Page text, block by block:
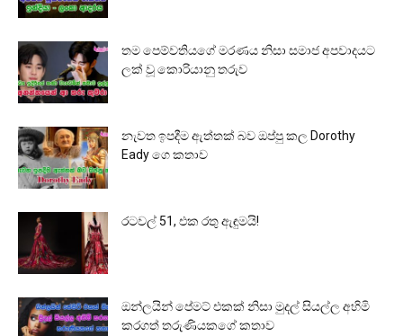
තම පෙම්වතියගේ මරණය නිසා සමාජ අපවාදයට
ලක් වූ කොරියානු තරුව
නැවත ඉපදීම ඇත්තක් බව ඔප්පු කල Dorothy
Eady ගෙ කතාව
රටවල් 51, එක රතු ඇඳුමයි!
ඔන්ලයින් පේමට් එකක් නිසා මුදල් සියල්ල අහිමි
කරගත් තරුණියකගේ කතාව